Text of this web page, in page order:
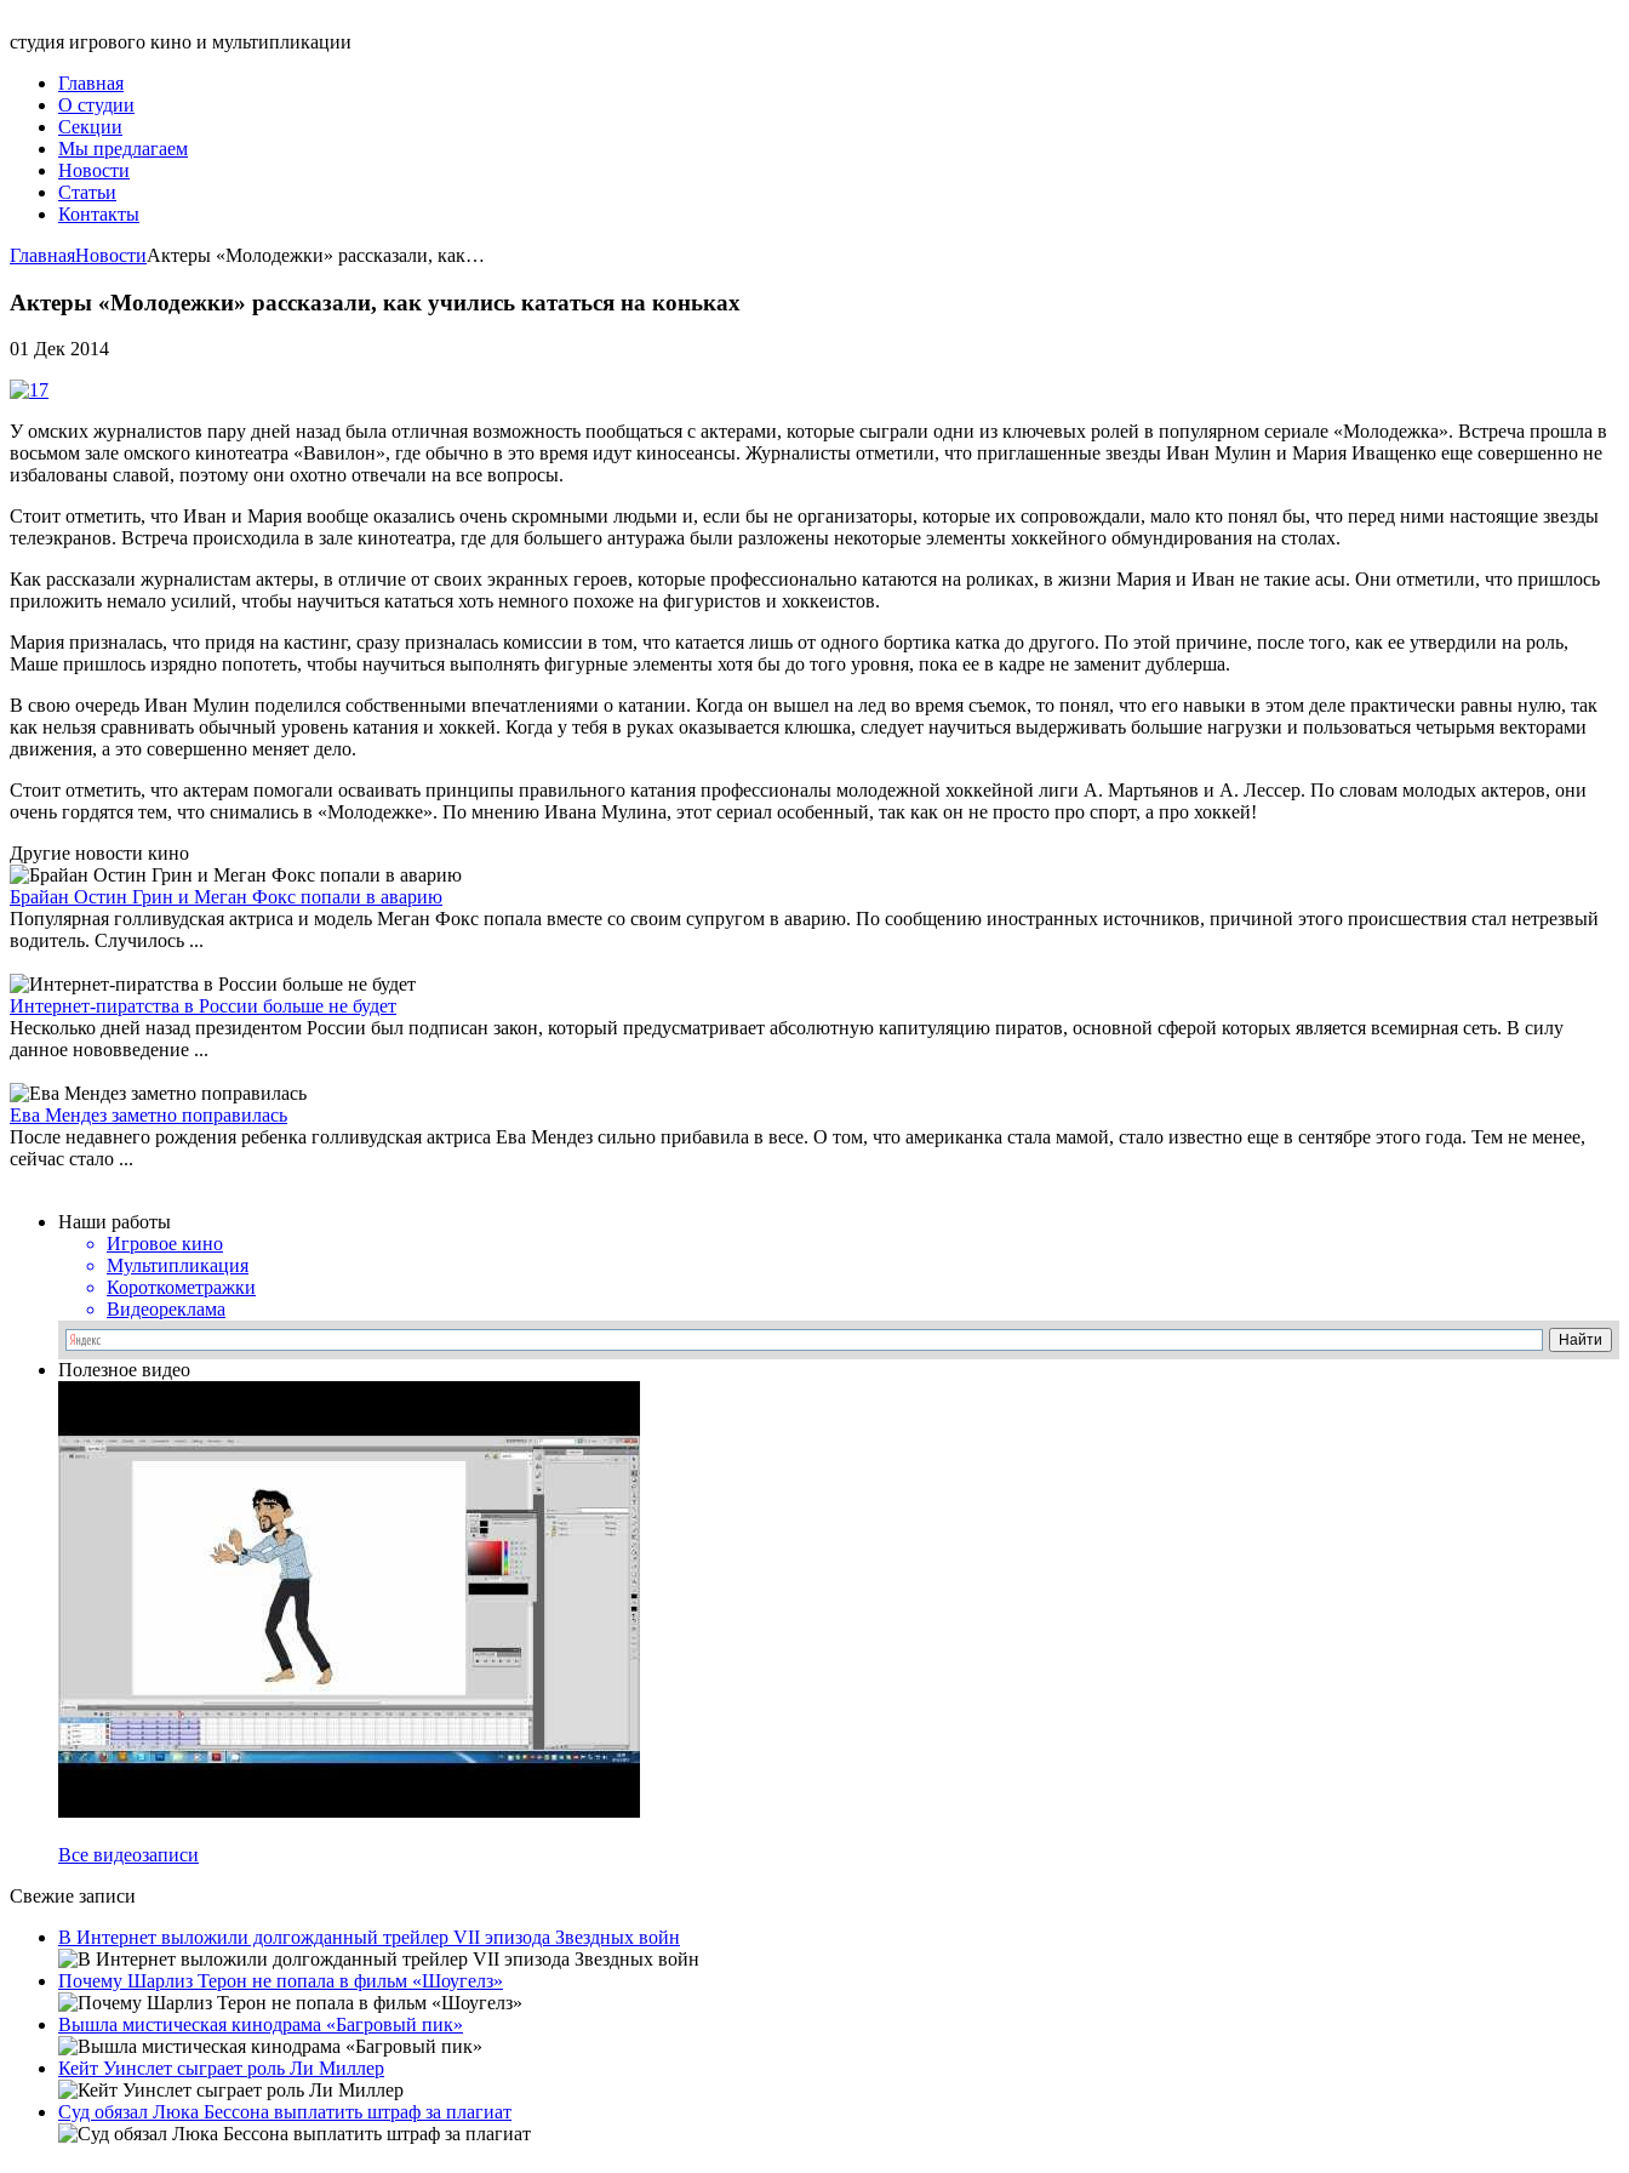
студия игрового кино и мультипликации
Главная
О студии
Секции
Мы предлагаем
Новости
Статьи
Контакты
ГлавнаяНовостиАктеры «Молодежки» рассказали, как…
Актеры «Молодежки» рассказали, как учились кататься на коньках
01 Дек 2014
У омских журналистов пару дней назад была отличная возможность пообщаться с актерами, которые сыграли одни из ключевых ролей в популярном сериале «Молодежка». Встреча прошла в
восьмом зале омского кинотеатра «Вавилон», где обычно в это время идут киносеансы. Журналисты отметили, что приглашенные звезды Иван Мулин и Мария Иващенко еще совершенно не
избалованы славой, поэтому они охотно отвечали на все вопросы.
Стоит отметить, что Иван и Мария вообще оказались очень скромными людьми и, если бы не организаторы, которые их сопровождали, мало кто понял бы, что перед ними настоящие звезды
телеэкранов. Встреча происходила в зале кинотеатра, где для большего антуража были разложены некоторые элементы хоккейного обмундирования на столах.
Как рассказали журналистам актеры, в отличие от своих экранных героев, которые профессионально катаются на роликах, в жизни Мария и Иван не такие асы. Они отметили, что пришлось
приложить немало усилий, чтобы научиться кататься хоть немного похоже на фигуристов и хоккеистов.
Мария призналась, что придя на кастинг, сразу призналась комиссии в том, что катается лишь от одного бортика катка до другого. По этой причине, после того, как ее утвердили на роль,
Маше пришлось изрядно попотеть, чтобы научиться выполнять фигурные элементы хотя бы до того уровня, пока ее в кадре не заменит дублерша.
В свою очередь Иван Мулин поделился собственными впечатлениями о катании. Когда он вышел на лед во время съемок, то понял, что его навыки в этом деле практически равны нулю, так
как нельзя сравнивать обычный уровень катания и хоккей. Когда у тебя в руках оказывается клюшка, следует научиться выдерживать большие нагрузки и пользоваться четырьмя векторами
движения, а это совершенно меняет дело.
Стоит отметить, что актерам помогали осваивать принципы правильного катания профессионалы молодежной хоккейной лиги А. Мартьянов и А. Лессер. По словам молодых актеров, они
очень гордятся тем, что снимались в «Молодежке». По мнению Ивана Мулина, этот сериал особенный, так как он не просто про спорт, а про хоккей!
Другие новости кино
Брайан Остин Грин и Меган Фокс попали в аварию
Популярная голливудская актриса и модель Меган Фокс попала вместе со своим супругом в аварию. По сообщению иностранных источников, причиной этого происшествия стал нетрезвый
водитель. Случилось ...
Интернет-пиратства в России больше не будет
Несколько дней назад президентом России был подписан закон, который предусматривает абсолютную капитуляцию пиратов, основной сферой которых является всемирная сеть. В силу
данное нововведение ...
Ева Мендез заметно поправилась
После недавнего рождения ребенка голливудская актриса Ева Мендез сильно прибавила в весе. О том, что американка стала мамой, стало известно еще в сентябре этого года. Тем не менее,
сейчас стало ...
Наши работы
Игровое кино
Мультипликация
Короткометражки
Видеореклама
Полезное видео
Все видеозаписи
Свежие записи
В Интернет выложили долгожданный трейлер VII эпизода Звездных войн
Почему Шарлиз Терон не попала в фильм «Шоугелз»
Вышла мистическая кинодрама «Багровый пик»
Кейт Уинслет сыграет роль Ли Миллер
Суд обязал Люка Бессона выплатить штраф за плагиат